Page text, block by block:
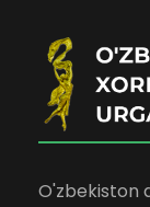
O'zbekiston